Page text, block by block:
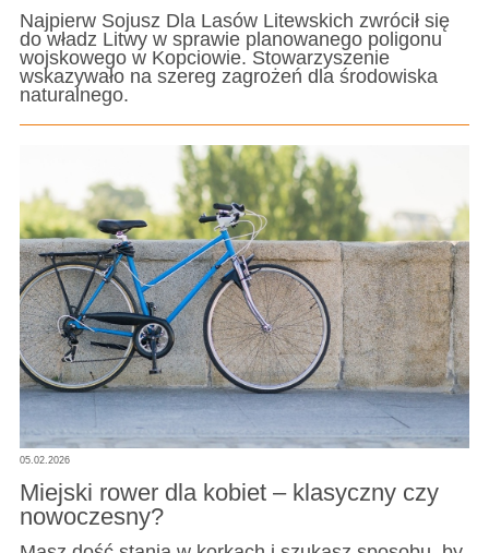
Najpierw Sojusz Dla Lasów Litewskich zwrócił się
do władz Litwy w sprawie planowanego poligonu
wojskowego w Kopciowie. Stowarzyszenie
wskazywało na szereg zagrożeń dla środowiska
naturalnego.
05.02.2026
Miejski rower dla kobiet – klasyczny czy
nowoczesny?